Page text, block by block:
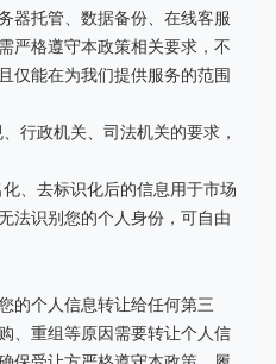
器托管、数据备份、在线客服
严格遵守本政策相关要求，不
仅能在为我们提供服务的范围
行政机关、司法机关的要求，
、去标识化后的信息用于市场
法识别您的个人身份，可自由
的个人信息转让给任何第三
、重组等原因需要转让个人信